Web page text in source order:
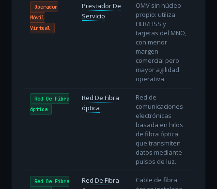
Operador
Móvil
Virtual
Prestador De
Servicio
OMV sin núcleo
propio: utiliza
HLR/HSS y
tarjetas del MNO,
con menor
margen
comercial pero
mayor agilidad
operativa.
Red De Fibra
óptica
Red De Fibra
óptica
Red de
comunicaciones
electrónicas
basada en hilos
de fibra óptica
que transmiten
datos mediante
pulsos de luz.
Red De Fibra
Red De Fibra
Cable de fibra